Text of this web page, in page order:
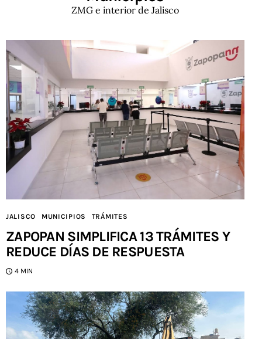
ZMG e interior de Jalisco
JALISCO MUNICIPIOS TRÁMITES
ZAPOPAN SIMPLIFICA 13 TRÁMITES Y
REDUCE DÍAS DE RESPUESTA
4 MIN